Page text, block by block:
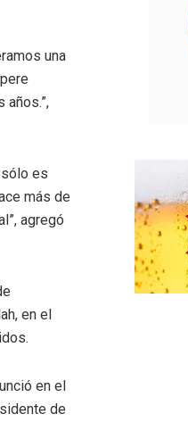
una
es
más de
agregó
en el
en el
de